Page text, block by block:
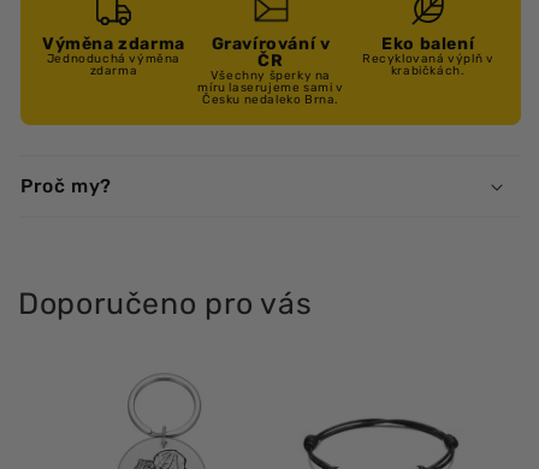
Výměna zdarma
Jednoduchá výměna
zdarma
Gravírování v
ČR
Všechny šperky na
míru laserujeme sami v
Česku nedaleko Brna.
Eko balení
Recyklovaná výplň v
krabičkách.
Proč my?
Doporučeno pro vás